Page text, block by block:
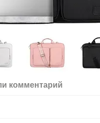
комментарий